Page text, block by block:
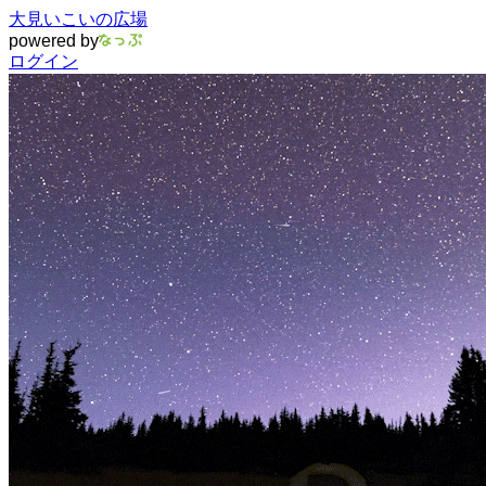
大見いこいの広場
powered by
ログイン